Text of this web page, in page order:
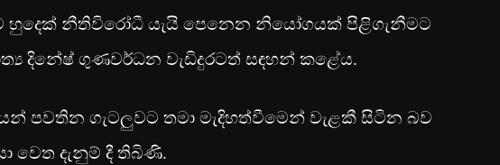
හුදෙක් නීතිවිරෝධී යැයි පෙනෙන නියෝගයක් පිළිගැනීමට
දිනේෂ් ගුණවර්ධන වැඩිදුරටත් සඳහන් කළේය.
පවතින ගැටලුවට තමා මැදිහත්වීමෙන් වැළකී සිටින බව
වෙත දැනුම් දී තිබිණි.